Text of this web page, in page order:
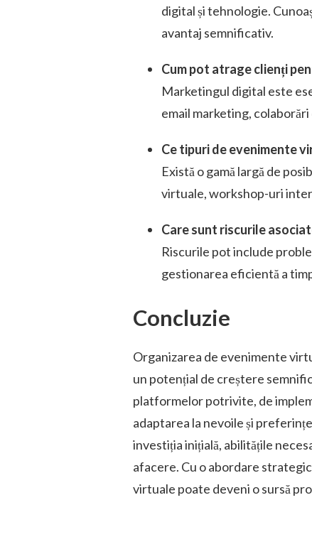
digital și tehnologie.
avantaj semnificativ.
Cum pot atrage clienți
Marketingul digital este
email marketing,
Ce tipuri de evenimente
Există o gamă largă de
virtuale, workshop-uri
Care sunt riscurile
Riscurile pot include
gestionarea eficientă a
Concluzie
Organizarea de evenimente
un potențial de creștere
platformelor potrivite, de
adaptarea la nevoile și
investiția inițială, abilitățile
afacere. Cu o abordare
virtuale poate deveni o sursă